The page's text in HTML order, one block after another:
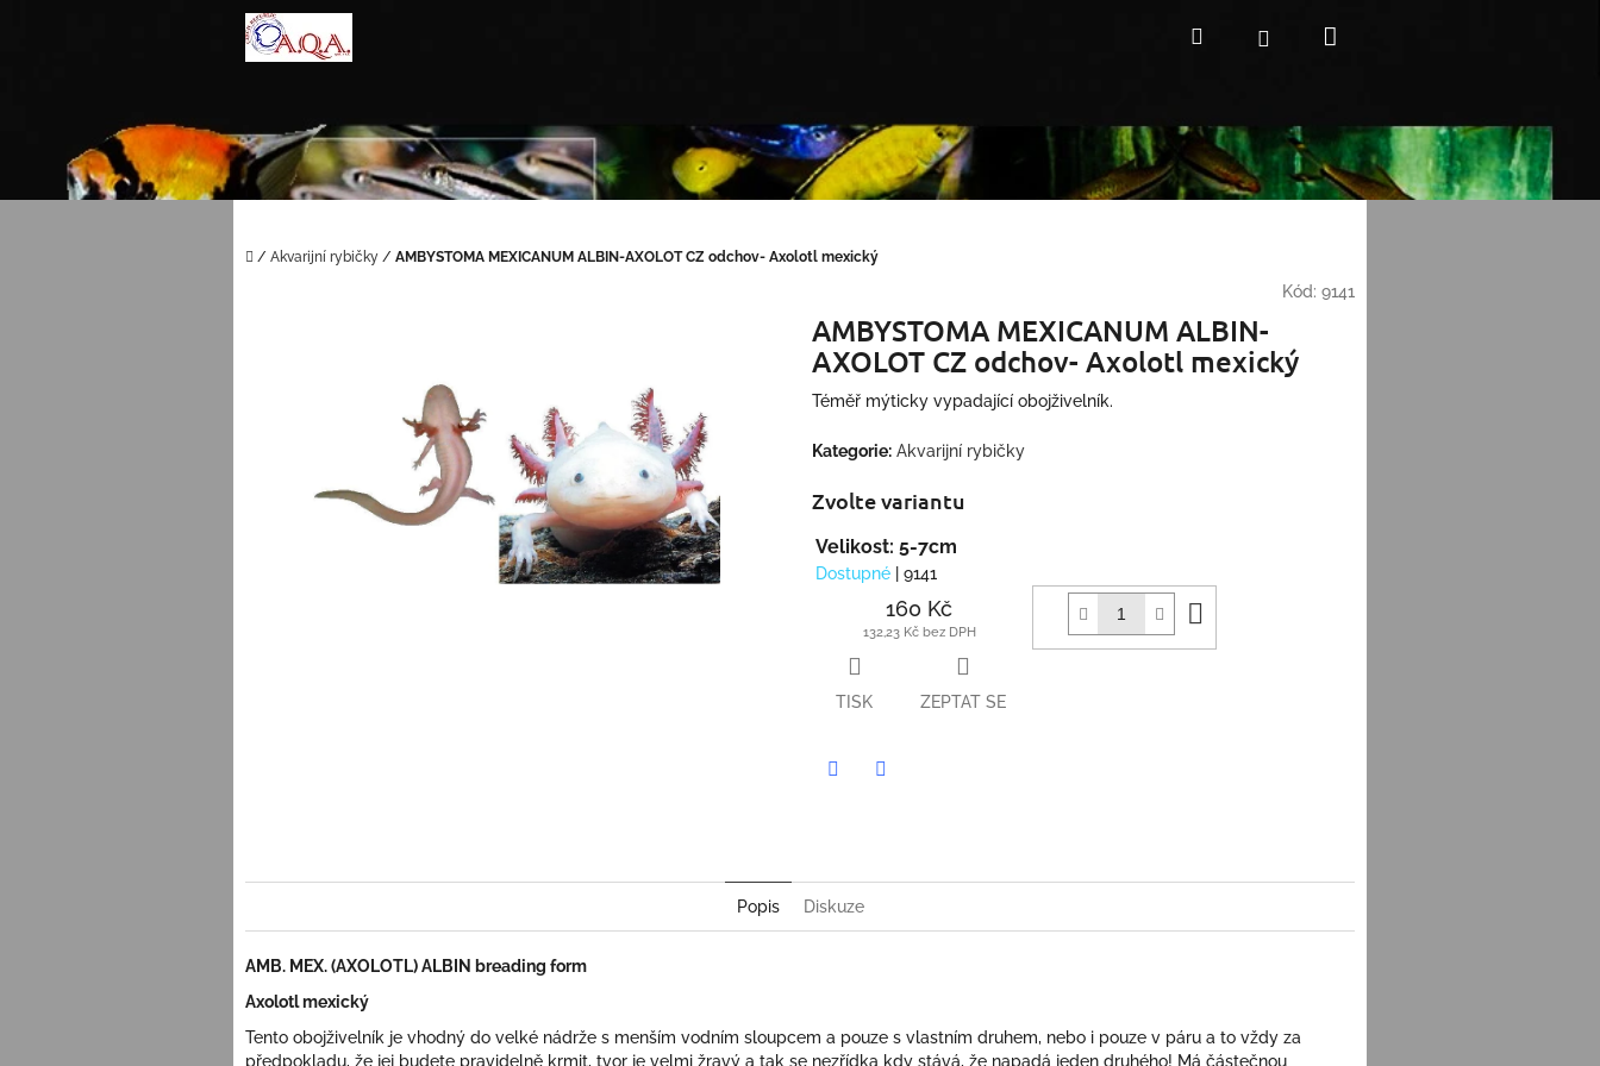
Hledat Přihlášení
Domů
/ Akvarijní rybičky / AMBYSTOMA MEXICANUM ALBIN-AXOLOT CZ odchov- Axolotl mexický
Kód: 9141
AMBYSTOMA MEXICANUM ALBIN-
AXOLOT CZ odchov- Axolotl mexický
Téměř mýticky vypadající obojživelník.
Kategorie: Akvarijní rybičky
Zvolte variantu
Velikost: 5-7cm
Dostupné | 9141
160 Kč
132,23 Kč bez DPH
košíku
TISK ZEPTAT SE
Popis Diskuze
AMB. MEX. (AXOLOTL) ALBIN breading form
Axolotl mexický
Tento obojživelník je vhodný do velké nádrže s menším vodním sloupcem a pouze s vlastním druhem, nebo i pouze v páru a to vždy za
předpokladu, že jej budete pravidelně krmit, tvor je velmi žravý a tak se nezřídka kdy stává, že napadá jeden druhého! Má částečnou